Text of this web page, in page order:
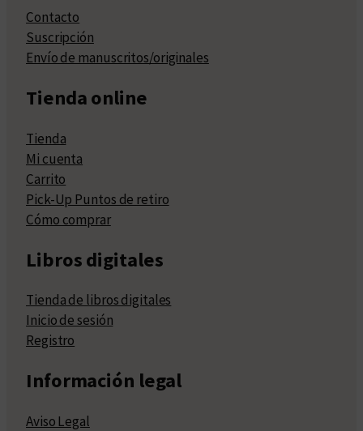
Contacto
Suscripción
Envío de manuscritos/originales
Tienda online
Tienda
Mi cuenta
Carrito
Pick-Up Puntos de retiro
Cómo comprar
Libros digitales
Tienda de libros digitales
Inicio de sesión
Registro
Información legal
Aviso Legal